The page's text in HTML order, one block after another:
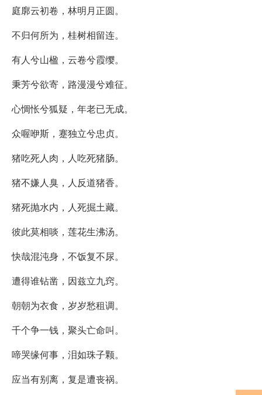
庭廓云初卷，林明月正圆。
不归何所为，桂树相留连。
有人兮山楹，云卷兮霞缨。
秉芳兮欲寄，路漫漫兮难征。
心惆怅兮狐疑，年老已无成。
众喔咿斯，蹇独立兮忠贞。
猪吃死人肉，人吃死猪肠。
猪不嫌人臭，人反道猪香。
猪死抛水内，人死掘土藏。
彼此莫相啖，莲花生沸汤。
快哉混沌身，不饭复不尿。
遭得谁钻凿，因兹立九窍。
朝朝为衣食，岁岁愁租调。
千个争一钱，聚头亡命叫。
啼哭缘何事，泪如珠子颗。
应当有别离，复是遭丧祸。